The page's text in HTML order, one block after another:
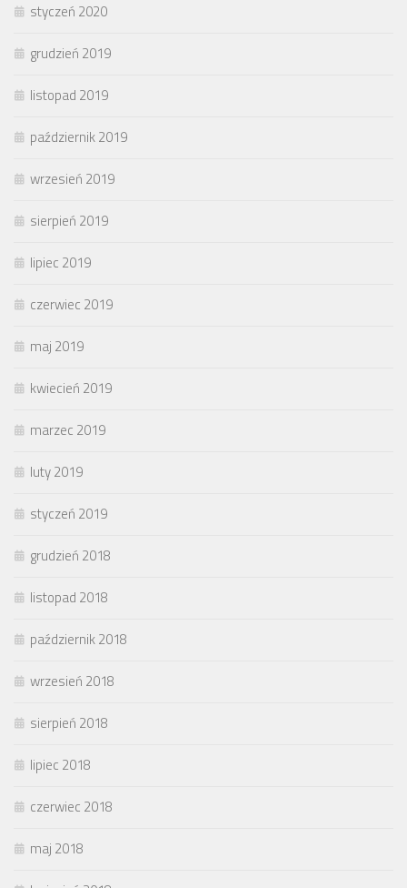
styczeń 2020
grudzień 2019
listopad 2019
październik 2019
wrzesień 2019
sierpień 2019
lipiec 2019
czerwiec 2019
maj 2019
kwiecień 2019
marzec 2019
luty 2019
styczeń 2019
grudzień 2018
listopad 2018
październik 2018
wrzesień 2018
sierpień 2018
lipiec 2018
czerwiec 2018
maj 2018